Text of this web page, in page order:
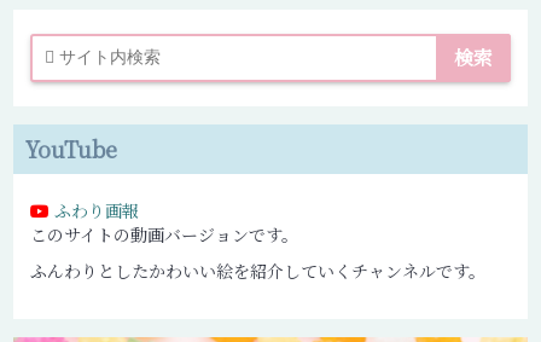
YouTube
ふわり画報
このサイトの動画バージョンです。
ふんわりとしたかわいい絵を紹介していくチャンネルです。